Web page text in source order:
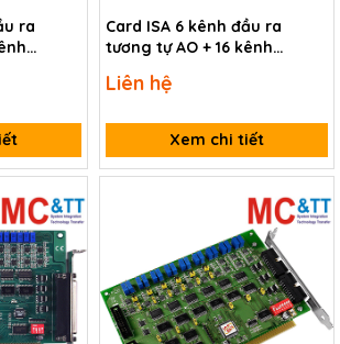
ra
Card ISA 6 kênh đầu ra
tương tự AO + 16 kênh
626/S CR
Liên hệ
Xem chi tiết